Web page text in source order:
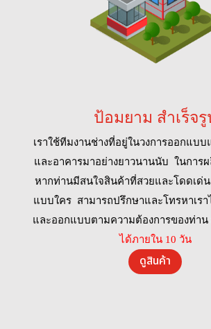
ป้อมยาม สำเร็จรู
เราใช้ทีมงานช่างที่อยู่ในวงการออกแบ
และอาคารมาอย่างยาวนานนับ ในการ
หากท่านมีสนใจสินค้าที่สวยและโดดเด่
แบบใคร สามารถปรึกษาและโทรหาเรา
และออกแบบตามความต้องการของท่าน
ได้ภายใน 10 วัน
ดูสินค้า